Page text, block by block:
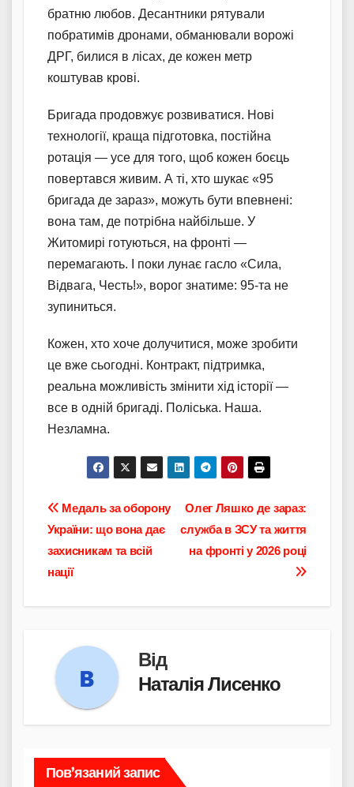
братню любов. Десантники рятували
побратимів дронами, обманювали ворожі
ДРГ, билися в лісах, де кожен метр
коштував крові.
Бригада продовжує розвиватися. Нові
технології, краща підготовка, постійна
ротація — усе для того, щоб кожен боєць
повертався живим. А ті, хто шукає «95
бригада де зараз», можуть бути впевнені:
вона там, де потрібна найбільше. У
Житомирі готуються, на фронті —
перемагають. І поки лунає гасло «Сила,
Відвага, Честь!», ворог знатиме: 95-та не
зупиниться.
Кожен, хто хоче долучитися, може зробити
це вже сьогодні. Контракт, підтримка,
реальна можливість змінити хід історії —
все в одній бригаді. Поліська. Наша.
Незламна.
Навігація
записів
Олег Ляшко де зараз:
служба в ЗСУ та життя
на фронті у 2026 році
Медаль за оборону
України: що вона дає
захисникам та всій
нації
Від
Наталія Лисенко
Пов’язаний запис